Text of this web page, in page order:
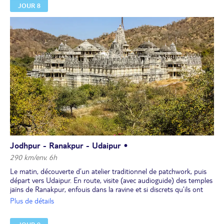
pierre.
Déjeuner dans un restaurant bio.
Visite du magnifique fort de Mehrangarh. À l’intérieur de celui-ci se
trouvent plusieurs palais richement décorés et agrémentés de
nombreuses cours. Enfin, petite balade autour de la tour de
l’horloge dans la vieille ville avec un arrêt pour goûter le ghewar,
sucrerie rajasthani.
JOUR 8
Jodhpur - Ranakpur - Udaipur •
290 km/env. 6h
Le matin, découverte d’un atelier traditionnel de patchwork, puis
départ vers Udaipur. En route, visite (avec audioguide) des temples
jaïns de Ranakpur, enfouis dans la ravine et si discrets qu’ils ont
échappé à tout pillage. Leur beauté se dévoile pleinement à
toutes différentes.
Plus de détails